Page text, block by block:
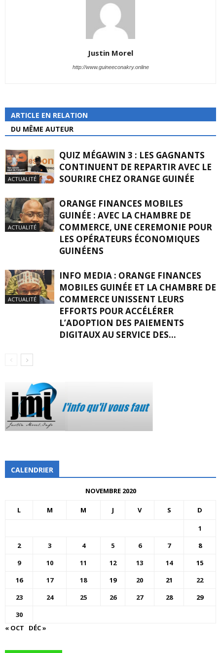
Justin Morel
http://www.guineeconakry.online
ARTICLE EN RELATION
DU MÊME AUTEUR
ACTUALITÉ
QUIZ MÉGAWIN 3 : LES GAGNANTS
CONTINUENT DE REPARTIR AVEC LE
SOURIRE CHEZ ORANGE GUINÉE
ACTUALITÉ
ORANGE FINANCES MOBILES
GUINÉE : AVEC LA CHAMBRE DE
COMMERCE, UNE CEREMONIE POUR
LES OPÉRATEURS ÉCONOMIQUES
GUINÉENS
ACTUALITÉ
INFO MEDIA : ORANGE FINANCES
MOBILES GUINÉE ET LA CHAMBRE DE
COMMERCE UNISSENT LEURS
EFFORTS POUR ACCÉLÉRER
L’ADOPTION DES PAIEMENTS
DIGITAUX AU SERVICE DES...
CALENDRIER
NOVEMBRE 2020
L M M J V S D
1
2
3 4 5 6 7
8
9
10 11 12 13 14
15
16
17 18 19 20 21
22
23
24 25 26 27 28
29
30
« OCT
DÉC »